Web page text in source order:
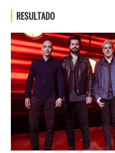
RESULTADO